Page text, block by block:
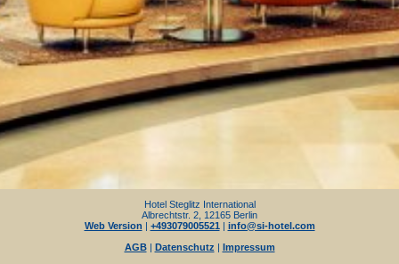
Hotel Steglitz International
Albrechtstr. 2, 12165 Berlin
Web Version | +493079005521 | info@si-hotel.com
AGB| Datenschutz | Impressum